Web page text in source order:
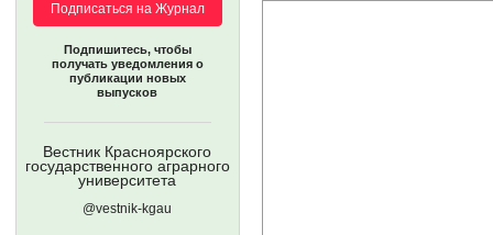
Подписаться на Журнал
Подпишитесь, чтобы
получать уведомления о
публикации новых
выпусков
Вестник Красноярского
государственного аграрного
университета
@vestnik-kgau